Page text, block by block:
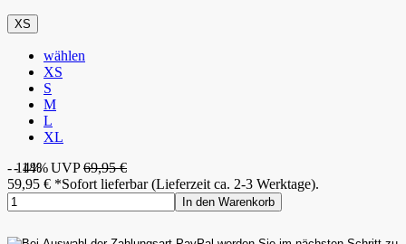
XS
wählen
XS
S
M
L
XL
- 14%
- 14%UVP69,95 €
59,95 € *Sofort lieferbar (Lieferzeit ca. 2-3 Werktage).
In den Warenkorb